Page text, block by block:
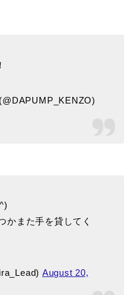
かまた手を貸してく
August 20,